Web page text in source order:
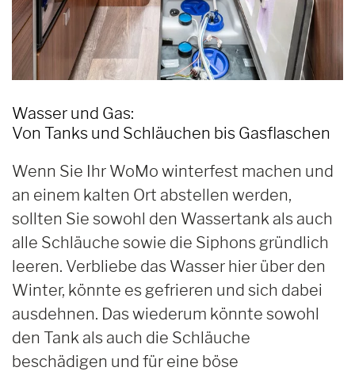
Wasser und Gas:
Von Tanks und Schläuchen bis Gasflaschen
Wenn Sie Ihr WoMo winterfest machen und
an einem kalten Ort abstellen werden,
sollten Sie sowohl den Wassertank als auch
alle Schläuche sowie die Siphons gründlich
leeren. Verbliebe das Wasser hier über den
Winter, könnte es gefrieren und sich dabei
ausdehnen. Das wiederum könnte sowohl
den Tank als auch die Schläuche
beschädigen und für eine böse